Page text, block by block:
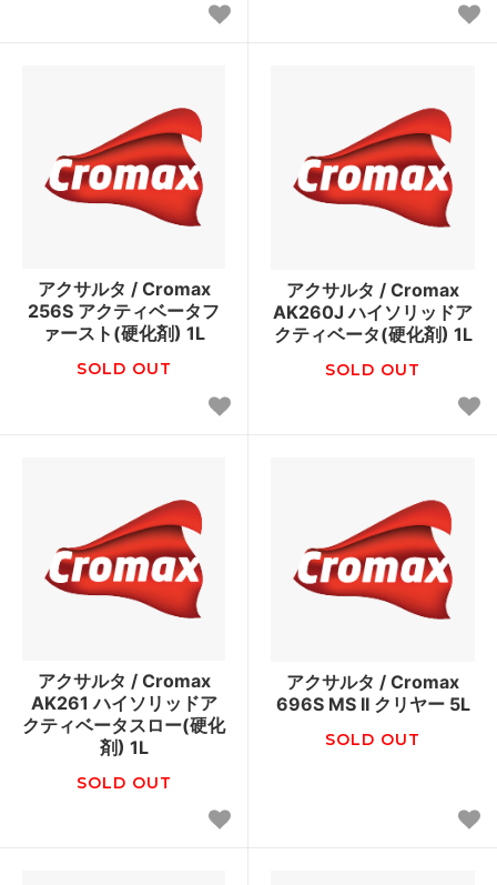
アクサルタ / Cromax
256S アクティベータフ
ァースト(硬化剤) 1L
SOLD OUT
アクサルタ / Cromax
AK260J ハイソリッドア
クティベータ(硬化剤) 1L
SOLD OUT
アクサルタ / Cromax
AK261 ハイソリッドア
クティベータスロー(硬化
剤) 1L
SOLD OUT
アクサルタ / Cromax
696S MS II クリヤー 5L
SOLD OUT